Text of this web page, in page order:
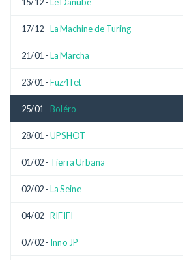
17/12 -La Machine de Turing
21/01 -La Marcha
23/01 -Fuz4Tet
25/01 - Boléro
28/01 -UPSHOT
01/02 - Tierra Urbana
02/02 -La Seine
04/02 -RIFIFI
07/02 - Inno JP